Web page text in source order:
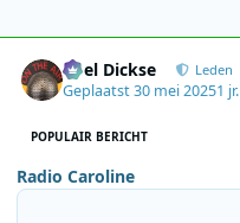
Roel Dickse Leden
Geplaatst30 mei 20251 jr.
POPULAIR BERICHT
Radio Caroline